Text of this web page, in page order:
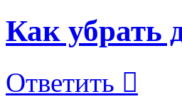
Как убрать
Ответить